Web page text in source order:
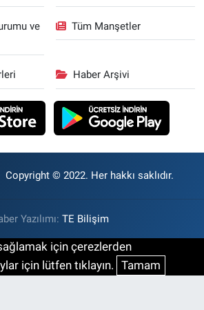
ve
Tüm Manşetler
Haber Arşivi
Copyright © 2022. Her hakkı saklıdır.
Yazılımı: TE Bilişim
için çerezlerden
için lütfen tıklayın. Tamam